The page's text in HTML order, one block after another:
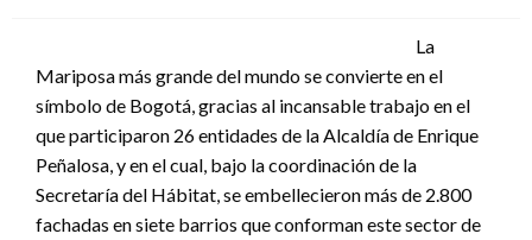
La
Mariposa más grande del mundo se convierte en el
símbolo de Bogotá, gracias al incansable trabajo en el
que participaron 26 entidades de la Alcaldía de Enrique
Peñalosa, y en el cual, bajo la coordinación de la
Secretaría del Hábitat, se embellecieron más de 2.800
fachadas en siete barrios que conforman este sector de